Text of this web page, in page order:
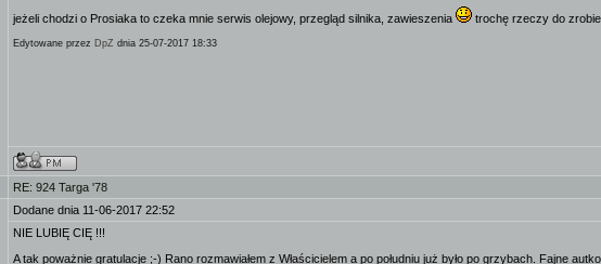
jeżeli chodzi o Prosiaka to czeka mnie serwis olejowy, przegląd silnika, zawieszenia trochę rzeczy do
Edytowane przez DpZ dnia 25-07-2017 18:33
RE: 924 Targa '78
Dodane dnia 11-06-2017 22:52
NIE LUBIĘ CIĘ !!!
A tak poważnie gratulacje ;-) Rano rozmawiałem z Właścicielem a po południu już było po grzybach. Fajne